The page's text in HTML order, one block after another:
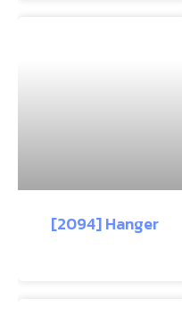
[2094] Hanger